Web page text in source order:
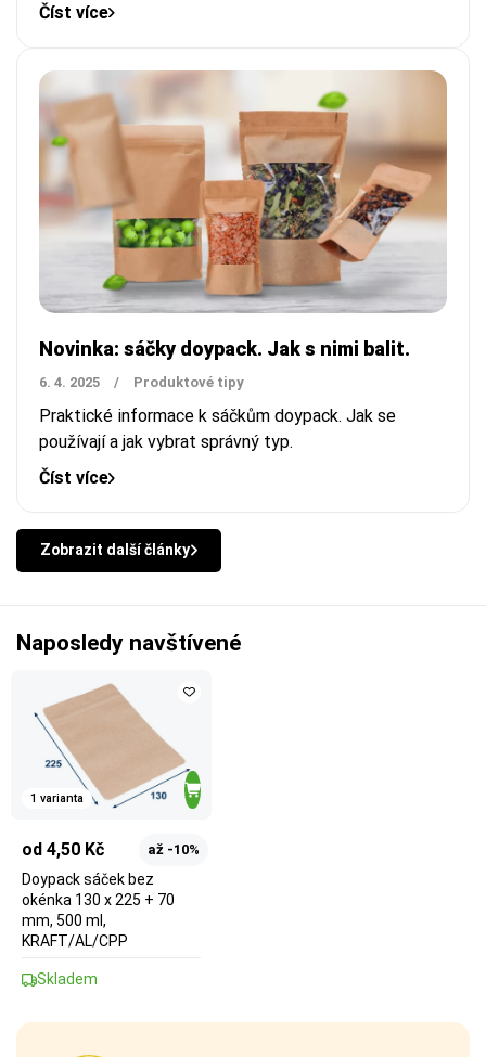
Číst více
Novinka: sáčky doypack. Jak s nimi balit.
6. 4. 2025 / Produktové tipy
Praktické informace k sáčkům doypack. Jak se
používají a jak vybrat správný typ.
Číst více
Zobrazit další články
Naposledy navštívené
1 varianta
od 4,50 Kč až -10%
Doypack sáček bez
okénka 130 x 225 + 70
mm, 500 ml,
KRAFT/AL/CPP
Skladem